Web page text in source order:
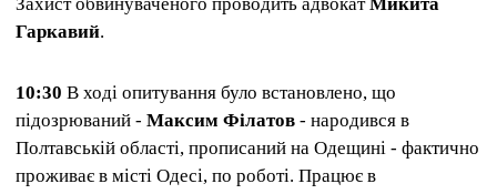
Гаркавий.
10:30 В ході опитування було встановлено, що
підозрюваний - Максим Філатов - народився в
Полтавській області, прописаний на Одещині - фактично
проживає в місті Одесі, по роботі. Працює в